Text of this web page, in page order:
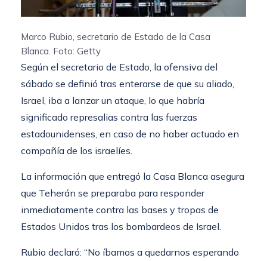
Marco Rubio, secretario de Estado de la Casa
Blanca. Foto: Getty
Según el secretario de Estado, la ofensiva del
sábado se definió tras enterarse de que su aliado,
Israel, iba a lanzar un ataque, lo que habría
significado represalias contra las fuerzas
estadounidenses, en caso de no haber actuado en
compañía de los israelíes.
La información que entregó la Casa Blanca asegura
que Teherán se preparaba para responder
inmediatamente contra las bases y tropas de
Estados Unidos tras los bombardeos de Israel.
Rubio declaró: “No íbamos a quedarnos esperando